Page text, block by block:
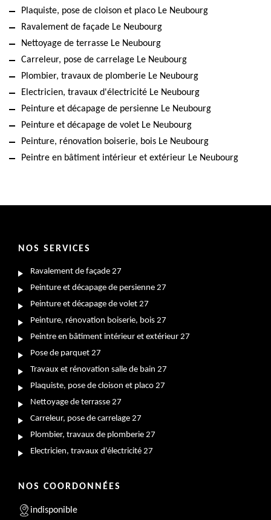
Plaquiste, pose de cloison et placo Le Neubourg
Ravalement de façade Le Neubourg
Nettoyage de terrasse Le Neubourg
Carreleur, pose de carrelage Le Neubourg
Plombier, travaux de plomberie Le Neubourg
Electricien, travaux d'électricité Le Neubourg
Peinture et décapage de persienne Le Neubourg
Peinture et décapage de volet Le Neubourg
Peinture, rénovation boiserie, bois Le Neubourg
Peintre en bâtiment intérieur et extérieur Le Neubourg
NOS SERVICES
Ravalement de façade 27
Peinture et décapage de persienne 27
Peinture et décapage de volet 27
Peinture, rénovation boiserie, bois 27
Peintre en bâtiment intérieur et extérieur 27
Pose de parquet 27
Travaux et rénovation salle de bain 27
Plaquiste, pose de cloison et placo 27
Nettoyage de terrasse 27
Carreleur, pose de carrelage 27
Plombier, travaux de plomberie 27
Electricien, travaux d'électricité 27
NOS COORDONNÉES
indisponible